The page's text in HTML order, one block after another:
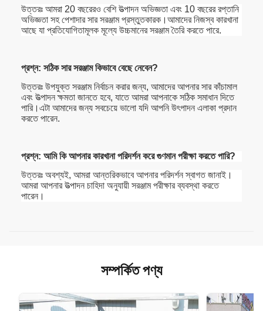
উত্তরঃ আমরা 20 বছরেরও বেশি উত্পাদন অভিজ্ঞতা এবং 10 বছরের রপ্তানি
অভিজ্ঞতা সহ পেশাদার সার সরঞ্জাম প্রস্তুতকারক।আমাদের নিজস্ব কারখানা
আছে যা প্রতিযোগিতামূলক মূল্যে উচ্চমানের সরঞ্জাম তৈরি করতে পারে.
প্রশ্ন: সঠিক সার সরঞ্জাম কিভাবে বেছে নেবেন?
উত্তরঃ উপযুক্ত সরঞ্জাম নির্বাচন করার জন্য, আমাদের আপনার সার কাঁচামাল
এবং উত্পাদন ক্ষমতা জানতে হবে, যাতে আমরা আপনাকে সঠিক সমাধান দিতে
পারি।এটা আমাদের জন্য সবচেয়ে ভালো যদি আপনি উৎপাদন এলাকা প্রদান
করতে পারেন.
প্রশ্ন: আমি কি আপনার কারখানা পরিদর্শন করে গুণমান পরীক্ষা করতে পারি?
উত্তরঃ অবশ্যই, আমরা আন্তরিকভাবে আপনার পরিদর্শন স্বাগত জানাই।
আমরা আপনার উত্পাদন চাহিদা অনুযায়ী সরঞ্জাম পরীক্ষার ব্যবস্থা করতে
পারেন।
সম্পর্কিত পণ্য